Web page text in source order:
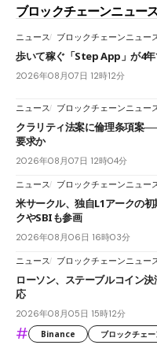
ブロックチェーンニュー
ニュース ブロックチェーンニュー
歩いて稼ぐ「Step App」が4
2026年08月07日 12時12分
ニュース ブロックチェーンニュー
クラリティ法案に倫理条項案
要求か
2026年08月07日 12時04分
ニュース ブロックチェーンニュー
米サークル、独自L1アークの
クやSBIも参画
2026年08月06日 16時03分
ニュース ブロックチェーンニュー
ローソン、ステーブルコイン
応
2026年08月05日 15時12分
# Binance ブロックチェ